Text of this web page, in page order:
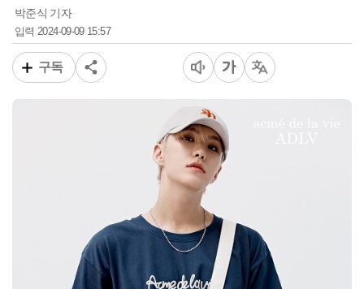
박준식 기자
입력2024-09-09 15:57
구독